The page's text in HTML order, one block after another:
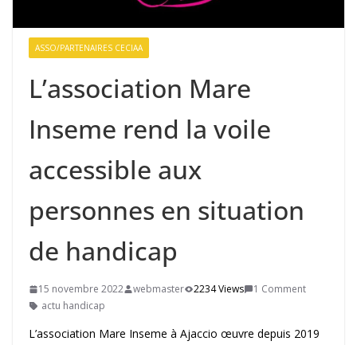
ASSO/PARTENAIRES CECIAA
L’association Mare
Inseme rend la voile
accessible aux
personnes en situation
de handicap
15 novembre 2022 webmaster 2234 Views
1 Comment
actu handicap
L’association Mare Inseme à Ajaccio œuvre depuis 2019